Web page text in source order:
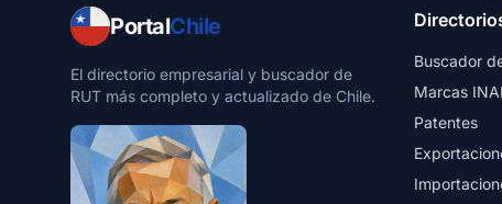
PortalChile
El directorio empresarial y buscador de
RUT más completo y actualizado de Chile.
Buscador
Marcas
Patentes